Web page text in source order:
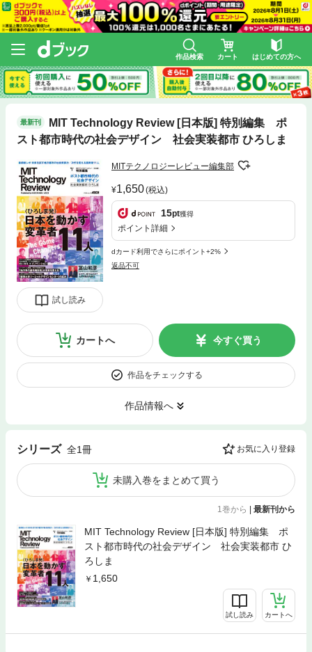
作品検索 カート はじめての方へ
最新刊
MIT Technology Review [日本版] 特別編集 ポ
スト都市時代の社会デザイン 社会実装都市 ひろしま
試し読み
MITテクノロジーレビュー編集部
1,650(税込)
15pt獲得
ポイント詳細
dカード利用でさらにポイント+2%
返品不可
カートへ 今すぐ買う
作品をチェックする
作品情報へ
シリーズ 全1冊 お気に入り登録
未購入巻をまとめて買う
1巻から | 最新刊から
MIT Technology Review [日本版] 特別編集 ポ
スト都市時代の社会デザイン 社会実装都市 ひ
ろしま
1,650
試し読み カートへ